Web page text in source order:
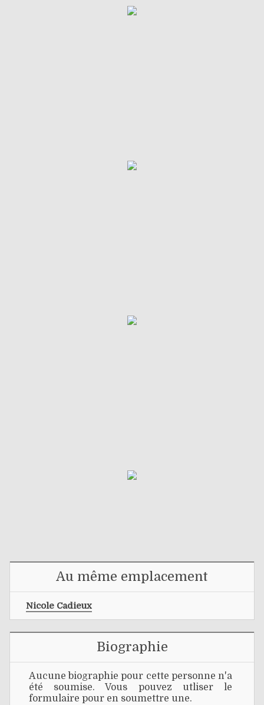
Au même emplacement
Nicole Cadieux
Biographie
Aucune biographie pour cette personne n'a
été soumise. Vous pouvez utliser le
formulaire pour en soumettre une.